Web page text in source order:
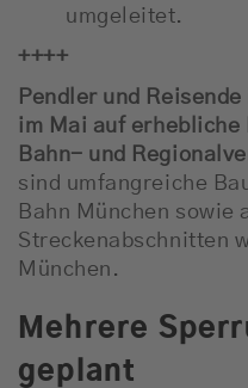
umgeleitet.
++++
Pendler und
im Mai auf erhebliche
Bahn- und
sind umfangreiche
Bahn München sowie
Streckenabschnitten
München.
Mehrere
geplant